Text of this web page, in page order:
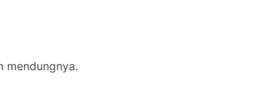
mendungnya.